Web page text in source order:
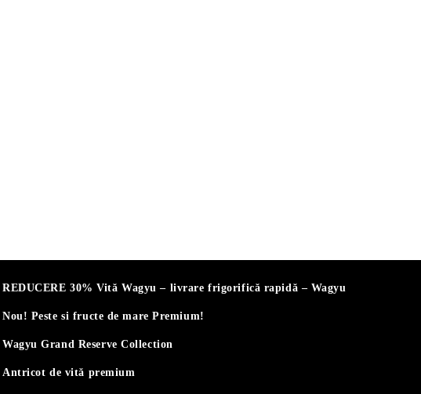
REDUCERE 30% Vită Wagyu – livrare frigorifică rapidă – Wagyu
Nou! Peste si fructe de mare Premium!
Wagyu Grand Reserve Collection
Antricot de vită premium